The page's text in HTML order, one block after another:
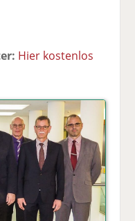
Hier kostenlos